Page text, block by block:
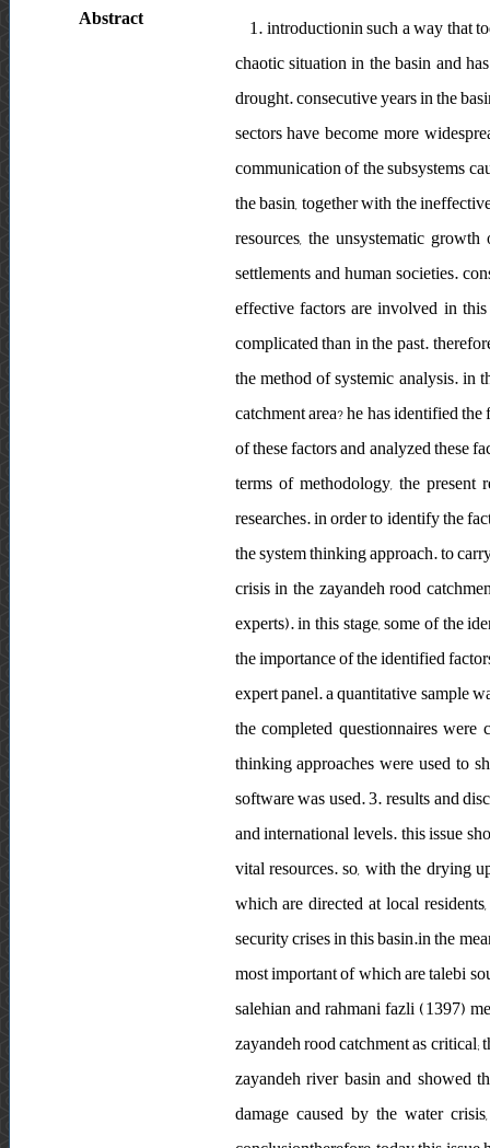
Abstract
1. introductionin such a way that
chaotic situation in the basin and
drought. consecutive years in the
sectors have become more
communication of the subsystems
the basin, together with the
resources, the unsystematic
settlements and human societies.
effective factors are involved in
complicated than in the past.
the method of systemic analysis. in
catchment area? he has identified
of these factors and analyzed these
terms of methodology, the
researches. in order to identify the
the system thinking approach. to
crisis in the zayandeh rood
experts). in this stage, some of the
the importance of the identified
expert panel. a quantitative sample
the completed questionnaires
thinking approaches were used to
software was used. 3. results and
and international levels. this issue
vital resources. so, with the drying
which are directed at local
security crises in this basin.in the
most important of which are talebi
salehian and rahmani fazli (1397)
zayandeh rood catchment as
zayandeh river basin and showed
damage caused by the water